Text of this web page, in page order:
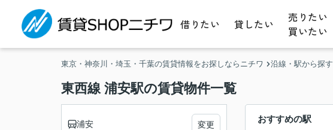
借りたい 貸したい
売りたい
買いたい
東京・神奈川・埼玉・千葉の賃貸情報をお探しならニチワ 沿線・駅から探す
東西線 浦安駅の賃貸物件一覧
おすすめの駅
浦安 変更